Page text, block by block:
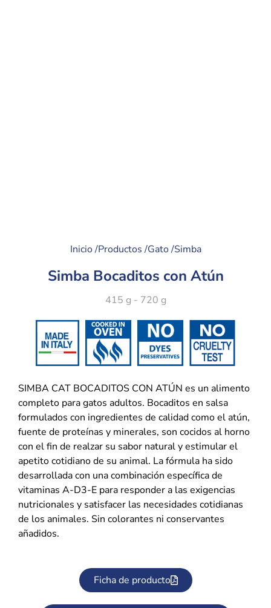
Inicio /Productos /Gato /Simba
Simba Bocaditos con Atún
415 g - 720 g
SIMBA CAT BOCADITOS CON ATÚN es un alimento
completo para gatos adultos. Bocaditos en salsa
formulados con ingredientes de calidad como el atún,
fuente de proteínas y minerales, son cocidos al horno
con el fin de realzar su sabor natural y estimular el
apetito cotidiano de su animal. La fórmula ha sido
desarrollada con una combinación específica de
vitaminas A-D3-E para responder a las exigencias
nutricionales y satisfacer las necesidades cotidianas
de los animales. Sin colorantes ni conservantes
añadidos.
Ficha de producto